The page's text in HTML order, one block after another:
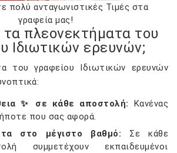
πολύ ανταγωνιστικές Τιμές στα
γραφεία μας!
τα πλεονεκτήματα του
Ιδιωτικών ερευνών;
του γραφείου Ιδιωτικών ερευνών
✨ σε κάθε αποστολή:
Κανένας
που σας αφορά.
στο μέγιστο βαθμό: Σε κάθε
συμμετέχουν εκπαιδευμένοι